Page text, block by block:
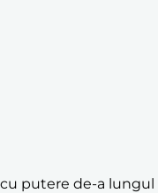
putere de-a